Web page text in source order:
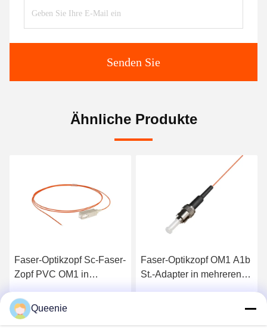
Senden Sie
Ähnliche Produkte
Faser-Optikzopf Sc-Faser-
Zopf PVC OM1 in
Erhalten Sie besten Preis
Faser-Optikzopf OM1 A1b
St.-Adapter in mehreren
Queenie